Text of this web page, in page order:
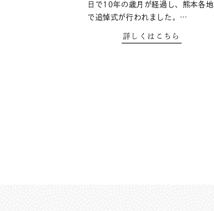
日で10年の歳月が経過し、熊本各地
で追悼式が行われました。…
詳しくはこちら